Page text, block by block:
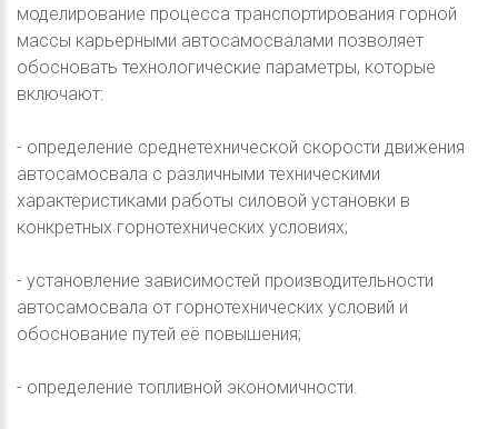
моделирование процесса транспортирования горной
массы карьерными автосамосвалами позволяет
обосновать технологические параметры, которые
включают:
- определение среднетехнической скорости движения
автосамосвала с различными техническими
характеристиками работы силовой установки в
конкретных горнотехнических условиях;
- установление зависимостей производительности
автосамосвала от горнотехнических условий и
обоснование путей её повышения;
- определение топливной экономичности.